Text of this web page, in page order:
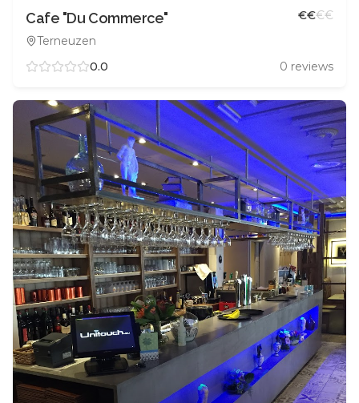
Cafe "Du Commerce"
Terneuzen
€€€€
0.0 0 reviews